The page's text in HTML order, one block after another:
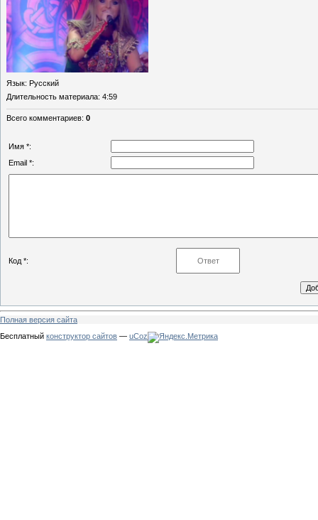
Язык: Русский
Длительность материала: 4:59
Всего комментариев: 0
Имя *:
Email *:
Код *:
Полная версия сайта
Бесплатный конструктор сайтов — uCoz